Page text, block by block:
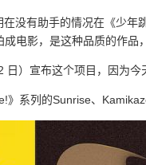
没有助手的情况在《少
电影，是这种品质的作品
日）宣布这个项目，因为
》系列的Sunrise、